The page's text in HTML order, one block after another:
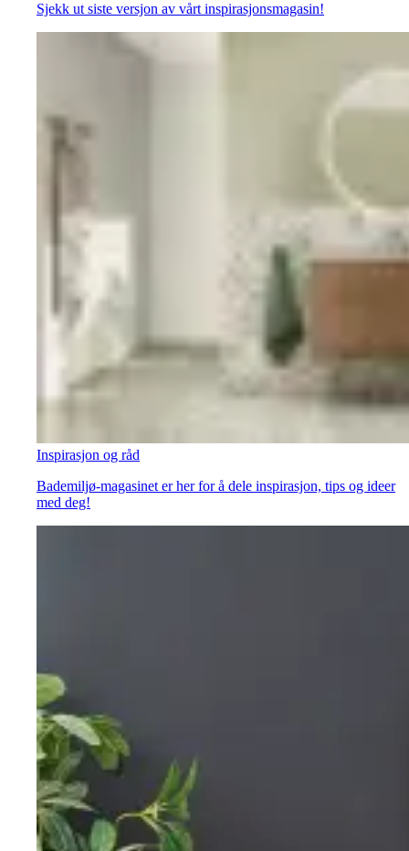
Sjekk ut siste versjon av vårt inspirasjonsmagasin!
Inspirasjon og råd
Bademiljø-magasinet er her for å dele inspirasjon, tips og ideer
med deg!